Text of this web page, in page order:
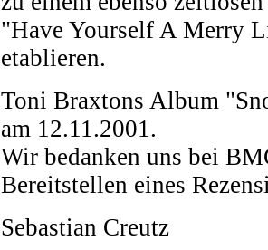
"Have Yourself A Merry
etablieren.
Toni Braxtons Album
am 12.11.2001.
Wir bedanken uns bei
Bereitstellen eines
Sebastian Creutz